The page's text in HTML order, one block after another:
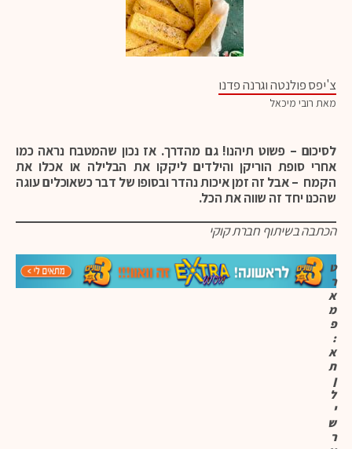
צ'יפס פולנטה וגרנה פדנו
מאת רובי מיכאל
לסיכום – פשוט תיהנו! גם מהדרך. אז נכון שהמטבח נראה כמו
אחרי סופת הוריקן והילדים ליקקו את הבלילה או אכלו את
הקמח – אבל זה זמן איכות נהדר ובסופו של דבר כשאוכלים עוגה
שהכנו יחד זה שווה את הכל.
הכתבה בשיתוף חברת קוקי
ט
ר
א
מ
פ
:
א
ת
ן
ל
י
ש
ר